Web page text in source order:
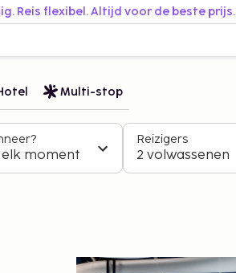
Reis flexibel. Altijd voor de beste prijs.
Multi-stop
elk moment
Reizigers
2 volwassenen